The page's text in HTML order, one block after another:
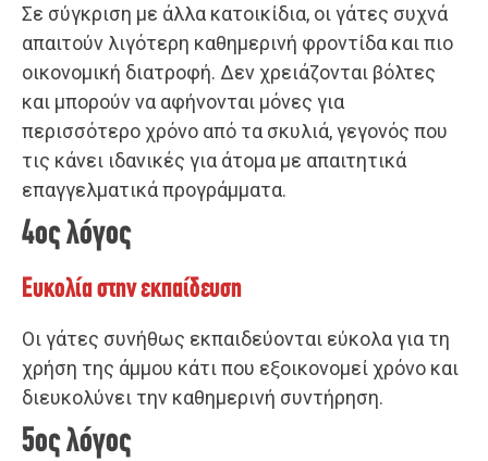
Σε σύγκριση με άλλα κατοικίδια, οι γάτες συχνά
απαιτούν λιγότερη καθημερινή φροντίδα και πιο
οικονομική διατροφή. Δεν χρειάζονται βόλτες
και μπορούν να αφήνονται μόνες για
περισσότερο χρόνο από τα σκυλιά, γεγονός που
τις κάνει ιδανικές για άτομα με απαιτητικά
επαγγελματικά προγράμματα.
4ος λόγος
Ευκολία στην εκπαίδευση
Οι γάτες συνήθως εκπαιδεύονται εύκολα για τη
χρήση της άμμου κάτι που εξοικονομεί χρόνο και
διευκολύνει την καθημερινή συντήρηση.
5ος λόγος